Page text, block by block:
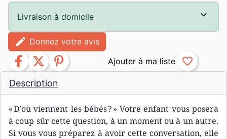
Description
« D’où viennent les bébés ? » Votre enfant vous posera
à coup sûr cette question, à un moment ou à un autre.
Si vous vous préparez à avoir cette conversation, elle
Livraison à domicile
edit Donnez votre avis
facebook twitter pinterest favorite_border